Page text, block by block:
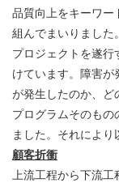
品質向上をキーワー
組んでまいりました。
プロジェクトを遂
けています。障害
が発生したのか、ど
プログラムそのもの
ました。それにより
顧客折衝
上流工程から下流